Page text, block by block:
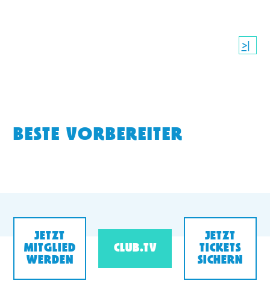
>|
BESTE VORBEREITER
JETZT
MITGLIED
WERDEN
CLUB.TV
JETZT
TICKETS
SICHERN